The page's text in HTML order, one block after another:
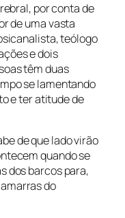
por conta de
de uma vasta
teólogo
e dois
têm duas
se lamentando
e ter atitude de
de que lado virão
quando se
dos barcos para,
do